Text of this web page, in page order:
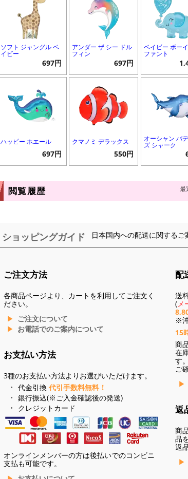
ソフト ジャングル ベ
イビー
697円
アンダー ザ シー ドル
フィン
697円
ベイビー ボー
ファント
ハッピー ホエール
697円
クマノミ デラックス
550円
オーシャン バ
ズ シャーク
閲覧履歴 最
ショッピングガイド 日本国内への配送に関するご
ご注文方法
各商品ページより、カートを利用してご注文く
ださい。
ご注文について
お電話でのご案内について
お支払い方法
3種のお支払い方法よりお選びいただけます。
代金引換 代引手数料無料！
銀行振込(※ご入金確認後の発送)
クレジットカード
オンラインメンバーの方は後払いでのコンビニ
支払も可能です。
配
送
(メ
※
15
商
在
す
ご
返
商
品
返